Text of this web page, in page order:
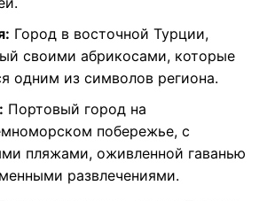
Город в восточной Турции,
своими абрикосами, которые
одним из символов региона.
Портовый город на
побережье, с
пляжами, оживленной гаванью
развлечениями.